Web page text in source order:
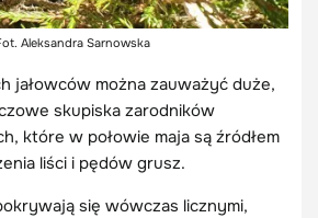
Aleksandra Sarnowska
jałowców można zauważyć duże,
skupiska zarodników
które w połowie maja są źródłem
liści i pędów grusz.
się wówczas licznymi,